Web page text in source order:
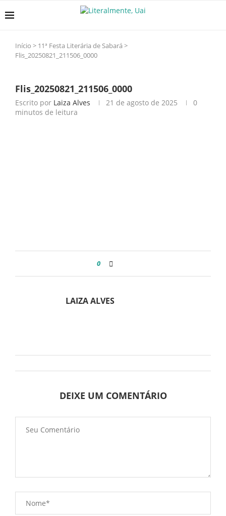
Início > 11ª Festa Literária de Sabará >
Flis_20250821_211506_0000
Flis_20250821_211506_0000
Escrito por Laiza Alves 21 de agosto de 2025
0
minutos de leitura
0
LAIZA ALVES
DEIXE UM COMENTÁRIO